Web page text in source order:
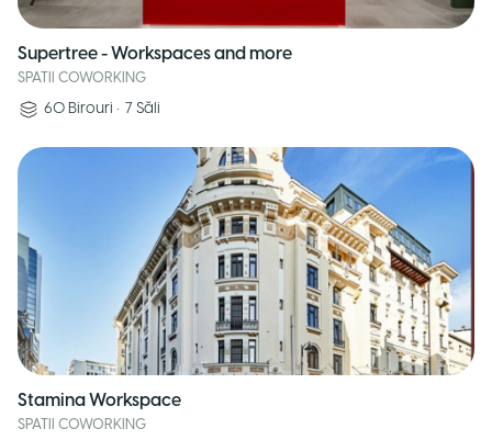
Supertree - Workspaces and more
SPATII COWORKING
60 Birouri • 7 Săli
Stamina Workspace
SPATII COWORKING